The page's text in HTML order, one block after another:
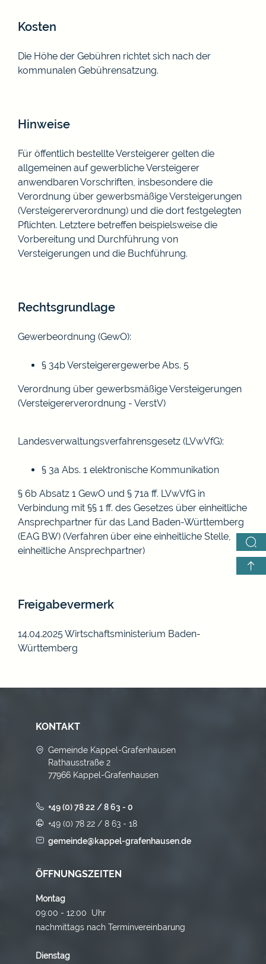
Kosten
Die Höhe der Gebühren richtet sich nach der
kommunalen Gebührensatzung.
Hinweise
Für öffentlich bestellte Versteigerer gelten die
allgemeinen auf gewerbliche Versteigerer
anwendbaren Vorschriften, insbesondere die
Verordnung über gewerbsmäßige Versteigerungen
(Versteigererverordnung) und die dort festgelegten
Pflichten. Letztere betreffen beispielsweise die
Vorbereitung und Durchführung von
Versteigerungen und die Buchführung.
Rechtsgrundlage
Gewerbeordnung (GewO):
§ 34b Versteigerergewerbe Abs. 5
Verordnung über gewerbsmäßige Versteigerungen
(Versteigererverordnung - VerstV)
Landesverwaltungsverfahrensgesetz (LVwVfG):
§ 3a Abs. 1 elektronische Kommunikation
§ 6b Absatz 1 GewO und § 71a ff. LVwVfG in
Verbindung mit §§ 1 ff. des Gesetzes über einheitliche
Ansprechpartner für das Land Baden-Württemberg
(EAG BW) (Verfahren über eine einheitliche Stelle,
einheitliche Ansprechpartner)
Freigabevermerk
14.04.2025 Wirtschaftsministerium Baden-
Württemberg
KONTAKT
Gemeinde Kappel-Grafenhausen
Rathausstraße 2
77966 Kappel-Grafenhausen
+49 (0) 78 22 / 8 63 - 0
+49 (0) 78 22 / 8 63 - 18
gemeinde@kappel-grafenhausen.de
ÖFFNUNGSZEITEN
Montag
09:00 - 12:00 Uhr
nachmittags nach Terminvereinbarung
Dienstag